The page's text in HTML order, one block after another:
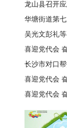
龙山县召开
华塘街道第
吴光文彭礼
长沙市对口